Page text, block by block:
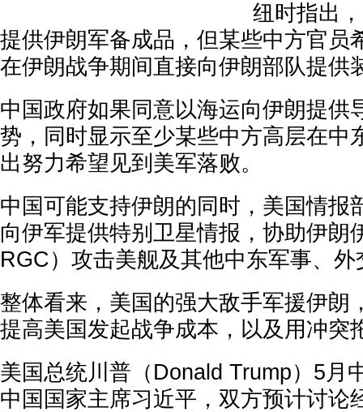
纽时指出
提供伊朗军备成品，但某些中方官员
在伊朗战争期间直接向伊朗部队提供
中国政府如果同意以海运向伊朗提供
势，同时显示至少某些中方高层在中
出努力希望见到美军落败。
中国可能支持伊朗的同时，美国情报
向伊军提供特别卫星情报，协助伊朗
RGC）攻击美舰及其他中东军事、外
整体看来，美国的强大敌手军援伊朗
提高美国发起战争成本，以及用冲突
美国总统川普（Donald Trump）5月
中国国家主席习近平，双方预计讨论